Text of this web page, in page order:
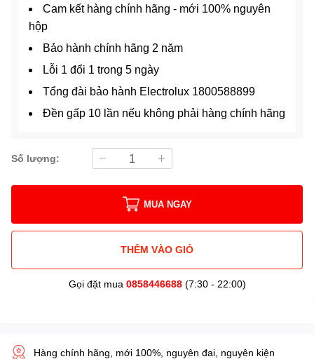
Cam kết hàng chính hãng - mới 100% nguyên
hộp
Bảo hành chính hãng 2 năm
Lỗi 1 đổi 1 trong 5 ngày
Tổng đài bảo hành Electrolux 1800588899
Đền gấp 10 lần nếu không phải hàng chính hãng
Số lượng:
MUA NGAY
THÊM VÀO GIỎ
Gọi đặt mua 0858446688(7:30 - 22:00)
Hàng chính hãng, mới 100%, nguyên đai, nguyên kiện